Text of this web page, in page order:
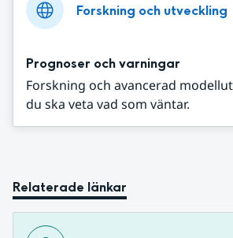
Forskning och utveckling
Prognoser och varningar
Forskning och avancerad
du ska veta vad som väntar.
Relaterade länkar